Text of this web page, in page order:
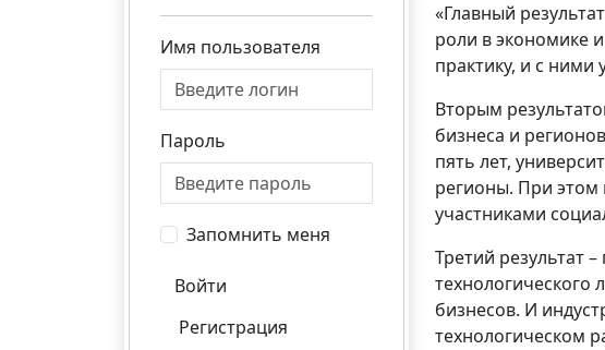
Имя пользователя
Пароль
Запомнить меня
Войти
Регистрация
«Главный
роли в экономике
практику, и с ними
Вторым
бизнеса и
пять лет,
регионы. При этом
участниками
Третий результат
технологического
бизнесов. И
технологическом